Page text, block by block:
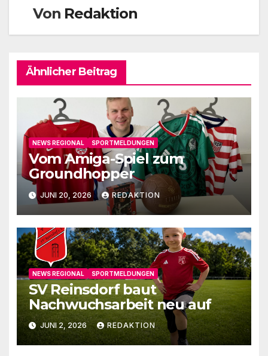
Von Redaktion
Ähnlicher Beitrag
NEWS REGIONAL SPORTMELDUNGEN
Vom Amiga-Spiel zum
Groundhopper
JUNI 20, 2026 REDAKTION
NEWS REGIONAL SPORTMELDUNGEN
SV Reinsdorf baut
Nachwuchsarbeit neu auf
JUNI 2, 2026 REDAKTION